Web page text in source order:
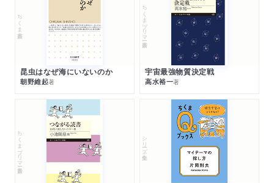
ちくま新書
昆虫はなぜ海にいないのか
朝野維起著
ちくまプリマー新書
宇宙最強物質決定戦
高水裕一著
ちくまプリマー新書 シリーズ・全集